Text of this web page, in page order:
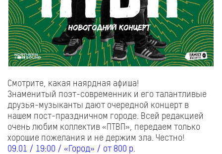
Смотрите, какая наярдная афиша!
Знаменитый поэт-современник и его талантливые
друзья-музыканты дают очередной концерт в
нашем пост-праздничном городе. Всей редакцией
очень любим коллектив «ПТВП», передаем только
хорошие пожелания и не держим зла. Честно!
09.01 / 19:00 / «Город» / от 800 р.